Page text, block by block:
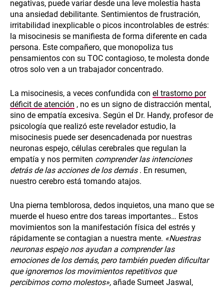
negativas, puede variar desde una leve molestia hasta
una ansiedad debilitante. Sentimientos de frustración,
irritabilidad inexplicable o picos incontrolables de estrés:
la misocinesis se manifiesta de forma diferente en cada
persona. Este compañero, que monopoliza tus
pensamientos con su TOC contagioso, te molesta donde
otros solo ven a un trabajador concentrado.
La misocinesis, a veces confundida con el trastorno por
déficit de atención , no es un signo de distracción mental,
sino de empatía excesiva. Según el Dr. Handy, profesor de
psicología que realizó este revelador estudio, la
misocinesis puede ser desencadenada por nuestras
neuronas espejo, células cerebrales que regulan la
empatía y nos permiten comprender las intenciones
detrás de las acciones de los demás. En resumen,
nuestro cerebro está tomando atajos.
Una pierna temblorosa, dedos inquietos, una mano que se
muerde el hueso entre dos tareas importantes… Estos
movimientos son la manifestación física del estrés y
rápidamente se contagian a nuestra mente. «Nuestras
neuronas espejo nos ayudan a comprender las
emociones de los demás, pero también pueden dificultar
que ignoremos los movimientos repetitivos que
percibimos como molestos», añade Sumeet Jaswal,